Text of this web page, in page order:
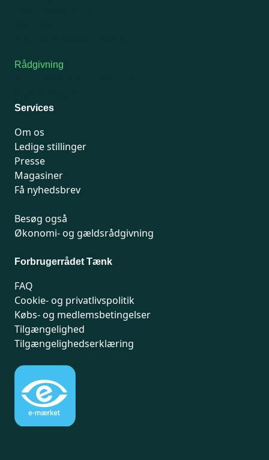
Rådgivning
Services
Om os
Ledige stillinger
Presse
Magasiner
Få nyhedsbrev
Besøg også
Økonomi- og gældsrådgivning
Forbrugerrådet Tænk
FAQ
Cookie- og privatlivspolitik
Købs- og medlemsbetingelser
Tilgængelighed
Tilgængelighedserklæring